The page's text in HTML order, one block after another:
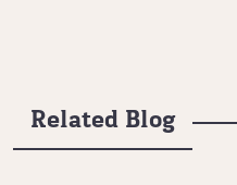
Related Blog